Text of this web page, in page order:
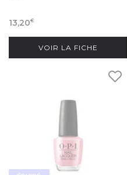
13,20€
VOIR LA FICHE